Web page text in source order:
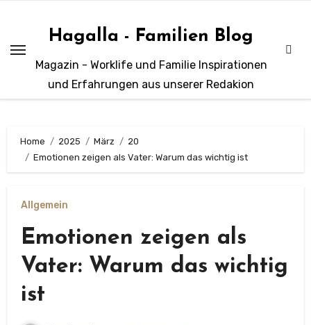
springen
Hagalla - Familien Blog
Magazin - Worklife und Familie Inspirationen
und Erfahrungen aus unserer Redakion
Home 2025 März
20
Emotionen zeigen als Vater: Warum das wichtig ist
Allgemein
Emotionen zeigen als
Vater: Warum das wichtig
ist